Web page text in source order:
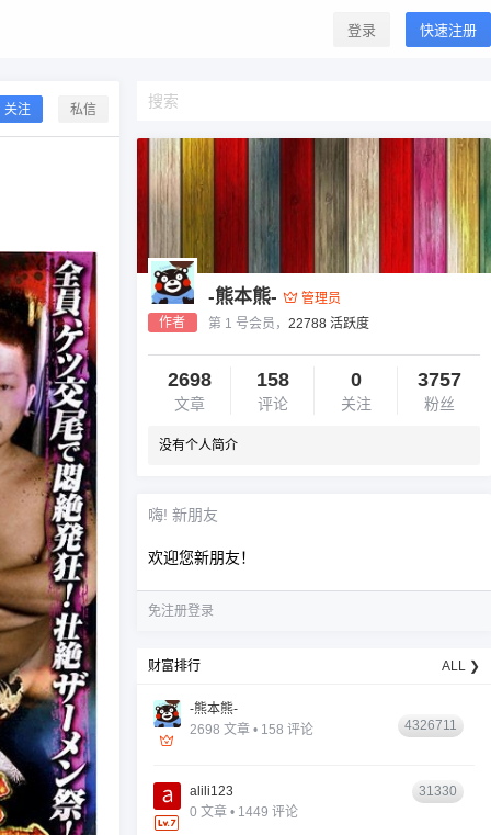
登录 快速注册
关注 私信
作者
-熊本熊-
管理员
第 1 号会员， 22788 活跃度
2698
文章
158
评论
0
关注
3757
粉丝
没有个人简介
嗨! 新朋友
欢迎您新朋友！
免注册登录
财富排行 ALL ❯
-熊本熊-
2698 文章 • 158 评论
4326711
alili123
0 文章 • 1449 评论
31330